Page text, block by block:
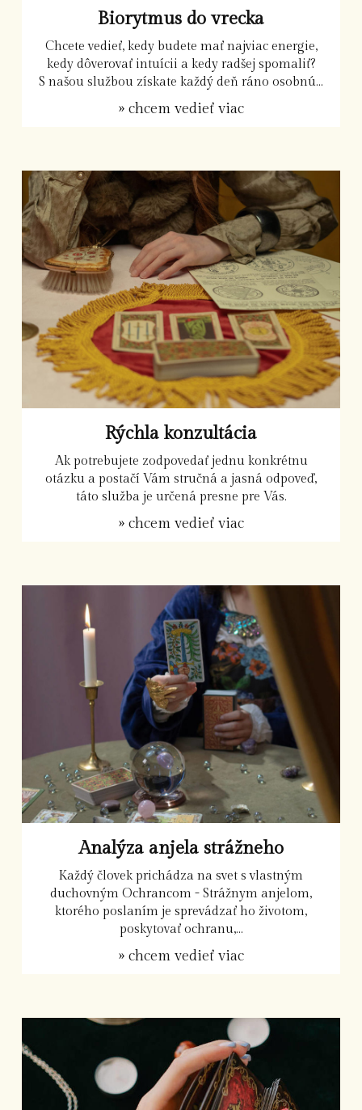
Biorytmus do vrecka
Chcete vedieť, kedy budete mať najviac energie,
kedy dôverovať intuícii a kedy radšej spomaliť?
S našou službou získate každý deň ráno osobnú...
» chcem vedieť viac
Rýchla konzultácia
Ak potrebujete zodpovedať jednu konkrétnu
otázku a postačí Vám stručná a jasná odpoveď,
táto služba je určená presne pre Vás.
» chcem vedieť viac
Analýza anjela strážneho
Každý človek prichádza na svet s vlastným
duchovným Ochrancom - Strážnym anjelom,
ktorého poslaním je sprevádzať ho životom,
poskytovať ochranu,...
» chcem vedieť viac